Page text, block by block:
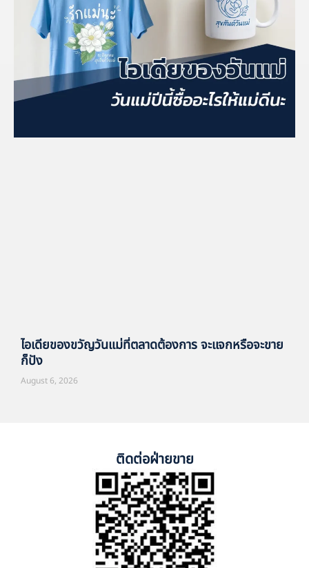
ไอเดียของขวัญวันแม่ที่ตลาดต้องการ จะแจกหรือจะขาย
ก็ปัง
August 6, 2026
ติดต่อฝ่ายขาย